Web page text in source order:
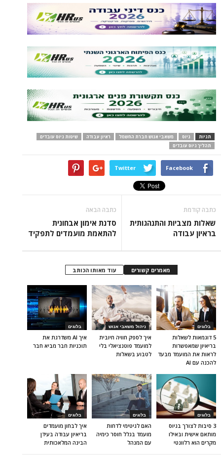
תגיות גיוס משאבי אנוש חברת החשמל ראיון עבודה
שיטות גיוס עובדים
תהליך גיוס עובדים
Facebook
Twitter
כתבה קודמת
שאלות מצביות והתנהגותית
בראיון עבודה
כתבה הבאה
סדנת אימון אבחונית
להתאמת מועמדים לתפקיד
מאמרים קשורים עוד מאותו הכותב
בלוגים
איך AI משדרגת את
תוכניות חבר מביא חבר
ניהול משאבי אנוש
איך לספק חוויה חיובית
למועמד פוטנציאלי בלי
לטבוע בשאלות
בלוגים
5 דוגמאות לשאלות
בריאיון שמאפשרות
לראות את המועמד מבעד
להכנה עם AI
בלוגים
איך לבחון מועמדים
בריאיון עבודה בעידן
הבינה המלאכותית
בלוגים
האם לגיטימי לדחות
מועמד בגלל חוסר כימיה
עם המנהל
בלוגים
3 סיבות לצורך בגיוס
מותאם אישית ובאילו
מקרים הוא רלוונטי